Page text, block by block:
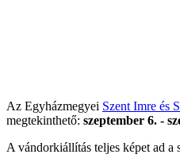
Az Egyházmegyei Szent Imre és
megtekinthető: szeptember 6. -
A vándorkiállítás teljes képet ad a